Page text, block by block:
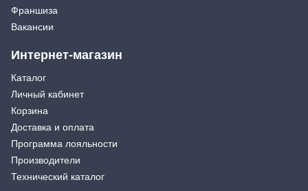
Франшиза
Вакансии
Интернет-магазин
Каталог
Личный кабинет
Корзина
Доставка и оплата
Программа лояльности
Производители
Технический каталог